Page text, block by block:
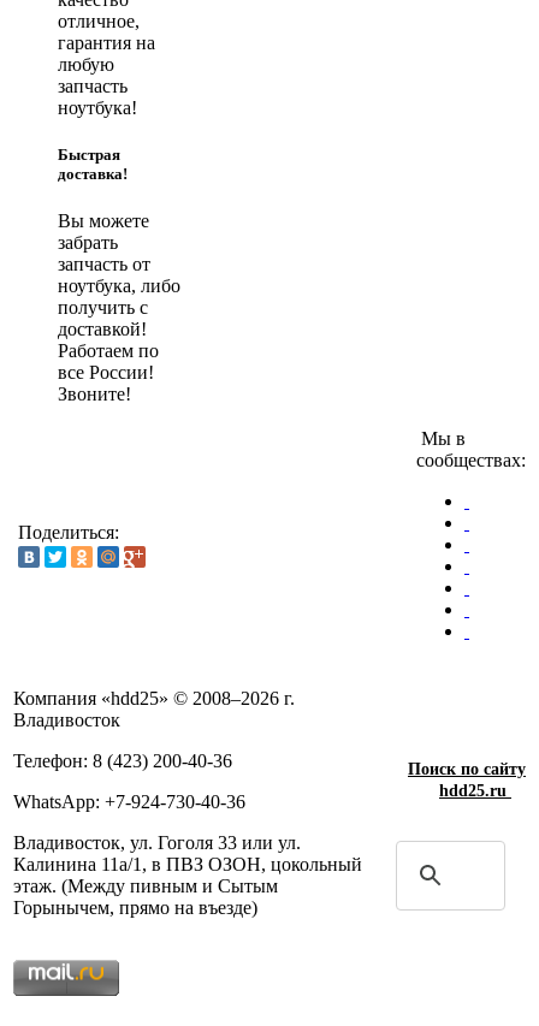
отличное,
гарантия на
любую
запчасть
ноутбука!
Быстрая
доставка!
Вы можете
забрать
запчасть от
ноутбука, либо
получить с
доставкой!
Работаем по
все России!
Звоните!
Поделиться:
Мы в
сообществах:
Компания «hdd25» © 2008–2026 г.
Владивосток
Телефон: 8 (423) 200-40-36
WhatsApp: +7-924-730-40-36
Владивосток, ул. Гоголя 33 или ул.
Калинина 11а/1, в ПВЗ ОЗОН, цокольный
этаж. (Между пивным и Сытым
Горынычем, прямо на въезде)
Поиск по сайту
hdd25.ru